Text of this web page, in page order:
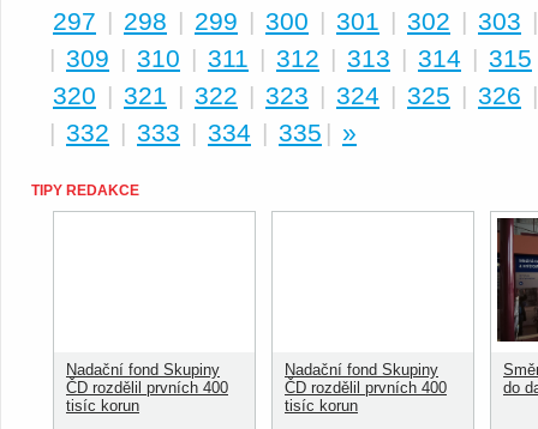
297 | 298 | 299 | 300 | 301 | 302 | 303
| 309 | 310 | 311 | 312 | 313 | 314 | 315
320 | 321 | 322 | 323 | 324 | 325 | 326
| 332 | 333 | 334 | 335 | »
TIPY REDAKCE
Nadační fond Skupiny
ČD rozdělil prvních 400
tisíc korun
Nadační fond Skupiny
ČD rozdělil prvních 400
tisíc korun
do